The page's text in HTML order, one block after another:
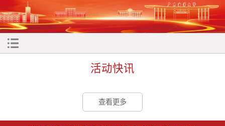
活动快讯
查看更多